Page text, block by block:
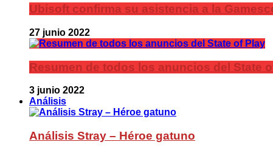
Ubisoft confirma su asistencia a la
27 junio 2022
Resumen de todos los anuncios del State
3 junio 2022
Análisis
Análisis Stray – Héroe gatuno